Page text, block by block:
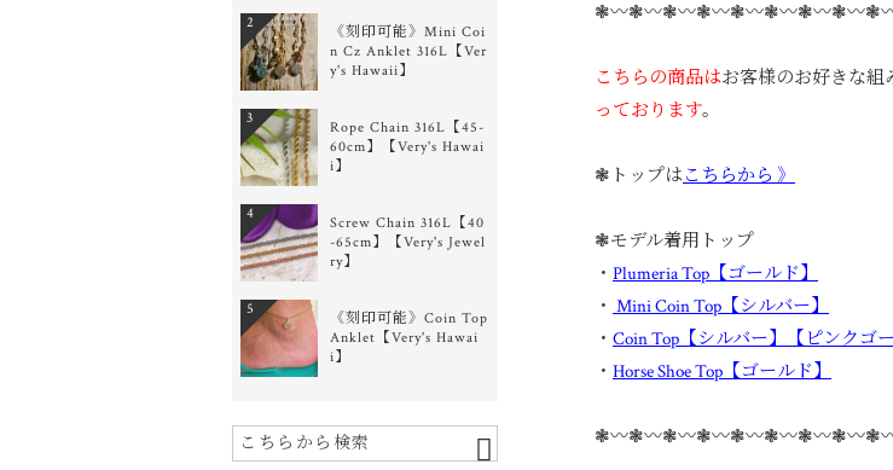
❃〰︎❃〰︎❃〰︎❃〰︎❃〰︎❃〰︎❃〰︎❃〰︎❃
こちらの商品はお客様のお好きな組
っております。
❃トップはこちらから 》
❃モデル着用トップ
・ Plumeria Top【ゴールド】
・ Mini Coin Top【シルバー】
・ Coin Top【シルバー】【ピンクゴー
・ Horse Shoe Top【ゴールド】
❃〰︎❃〰︎❃〰︎❃〰︎❃〰︎❃〰︎❃〰︎❃〰︎❃
《刻印可能》Mini Coi
n Cz Anklet 316L【Ver
y's Hawaii】
2
Rope Chain 316L【45-
60cm】【Very's Hawai
i】
3
Screw Chain 316L【40
-65cm】【Very's Jewel
ry】
4
《刻印可能》Coin Top
Anklet【Very's Hawai
i】
5